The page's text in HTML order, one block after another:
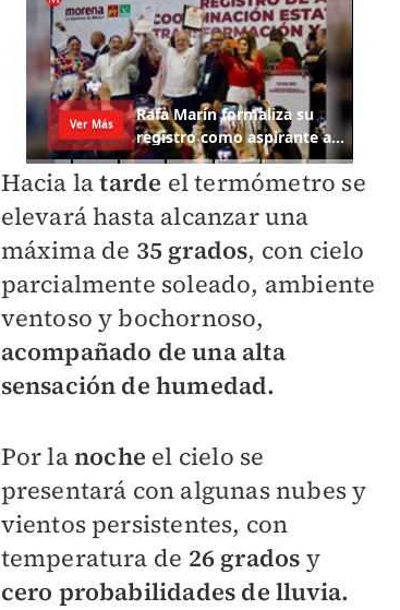
Hacia latarde el termómetro se
elevará hasta alcanzar una
máxima de 35 grados, con cielo
parcialmente soleado, ambiente
ventoso y bochornoso,
acompañado de una alta
sensación de humedad.
Por lanoche el cielo se
presentará con algunas nubes y
vientos persistentes, con
temperatura de 26 grados y
cero probabilidades de lluvia.